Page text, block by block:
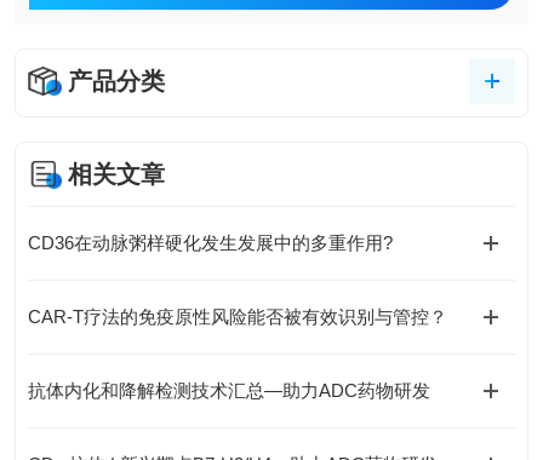
产品分类
相关文章
CD36在动脉粥样硬化发生发展中的多重作用?
CAR-T疗法的免疫原性风险能否被有效识别与管控？
抗体内化和降解检测技术汇总—助力ADC药物研发